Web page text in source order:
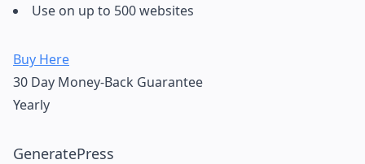
Use on up to 500 websites
Buy Here
30 Day Money-Back Guarantee​
Yearly
GeneratePress